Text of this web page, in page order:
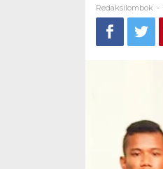
Redaksilombok -